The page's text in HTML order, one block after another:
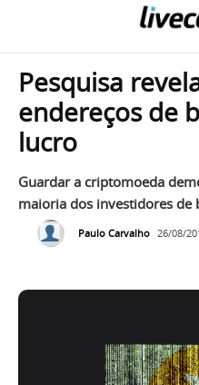
Pesquisa
endereços de
lucro
Guardar a criptomoeda
maioria dos investidores de
Paulo Carvalho 26/08/